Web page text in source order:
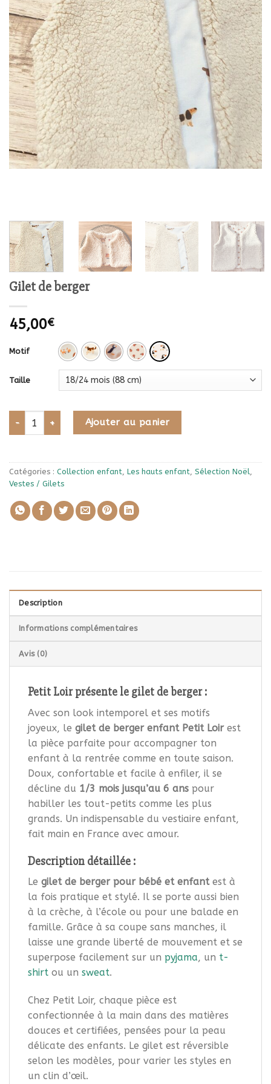
Gilet de berger
45,00€
Motif
Taille
quantité de Gilet de bergerAjouter au panier
Catégories : Collection enfant, Les hauts enfant, Sélection Noël,
Vestes / Gilets
Description
Informations complémentaires
Avis (0)
Petit Loir présente le gilet de berger :
Avec son look intemporel et ses motifs
joyeux, le gilet de berger enfant Petit Loirest
la pièce parfaite pour accompagner ton
enfant à la rentrée comme en toute saison.
Doux, confortable et facile à enfiler, il se
décline du 1/3 mois jusqu’au 6 ans pour
habiller les tout-petits comme les plus
grands. Un indispensable du vestiaire enfant,
fait main en France avec amour.
Description détaillée :
Le gilet de berger pour bébé et enfantest à
la fois pratique et stylé. Il se porte aussi bien
à la crèche, à l’école ou pour une balade en
famille. Grâce à sa coupe sans manches, il
laisse une grande liberté de mouvement et se
superpose facilement sur un pyjama, un t-
shirt ou un sweat.
Chez Petit Loir, chaque pièce est
confectionnée à la main dans des matières
douces et certifiées, pensées pour la peau
délicate des enfants. Le gilet est réversible
selon les modèles, pour varier les styles en
un clin d’œil.